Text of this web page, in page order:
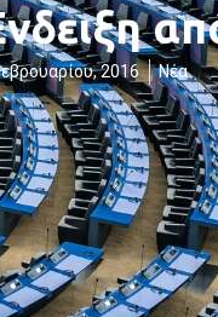
2016 Νέα